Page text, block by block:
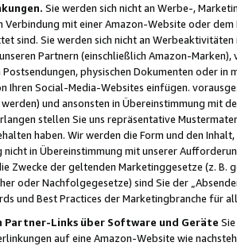
Sie werden sich nicht an Werbe-,
Verbindung mit einer Amazon-Website oder
sind. Sie werden sich nicht an
Partnern (einschließlich Amazon-
Postsendungen, physischen Dokumenten oder in
Ihren Social-Media-Websites einfügen.
und ansonsten in Übereinstimmung mit
stellen Sie uns repräsentative
haben. Wir werden die Form und den
in Übereinstimmung mit unserer
Zwecke der geltenden Marketinggesetze (z. B.
oder Nachfolgegesetze) sind Sie der
und Best Practices der Marketingbranche für
Partner-Links über Software und Geräte
auf eine Amazon-Website wie